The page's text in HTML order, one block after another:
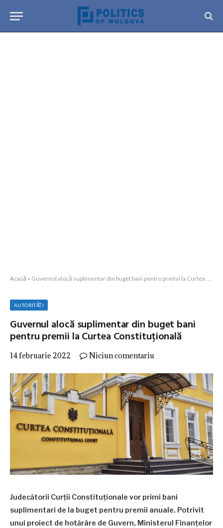
Acasă » Guvernul alocă suplimentar din buget bani pentru premii la Curtea Constituțională
AUTORITĂȚI
Guvernul alocă suplimentar din buget bani
pentru premii la Curtea Constituțională
14 februarie 2022 Niciun comentariu
Judecătorii Curții Constituționale vor primi bani
suplimentari de la buget pentru premii anuale. Potrivit
unui proiect de hotărâre de Guvern, Ministerul Finanțelor